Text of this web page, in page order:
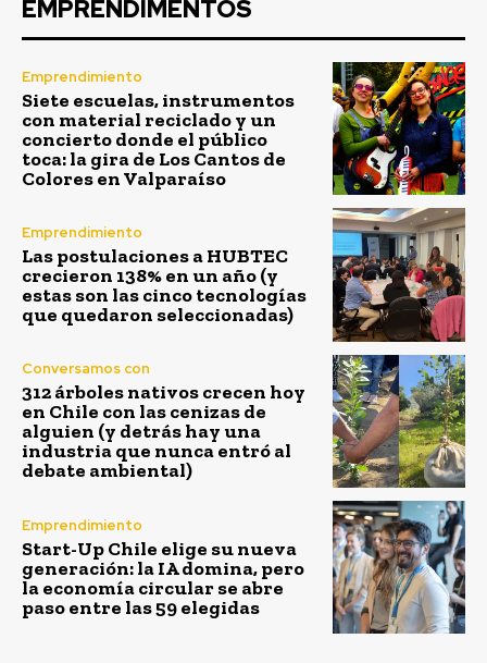
EMPRENDIMENTOS
Emprendimiento
Siete escuelas, instrumentos
con material reciclado y un
concierto donde el público
toca: la gira de Los Cantos de
Colores en Valparaíso
Emprendimiento
Las postulaciones a HUBTEC
crecieron 138% en un año (y
estas son las cinco tecnologías
que quedaron seleccionadas)
Conversamos con
312 árboles nativos crecen hoy
en Chile con las cenizas de
alguien (y detrás hay una
industria que nunca entró al
debate ambiental)
Emprendimiento
Start-Up Chile elige su nueva
generación: la IA domina, pero
la economía circular se abre
paso entre las 59 elegidas